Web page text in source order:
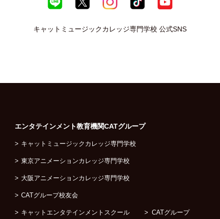
キャットミュージックカレッジ専門学校 公式SNS
エンタテインメント教育機関CATグループ
キャットミュージックカレッジ専門学校
東京アニメーションカレッジ専門学校
大阪アニメーションカレッジ専門学校
CATグループ校友会
キャットエンタテインメントスクール CATグループ